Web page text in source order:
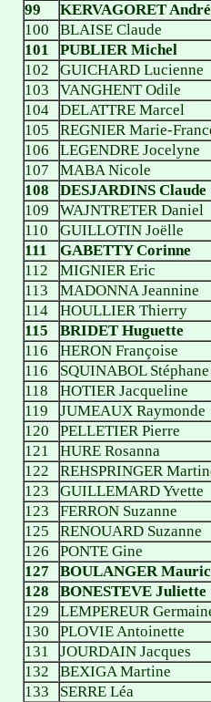
99
KERVAGORET
100
BLAISE Claude
101
PUBLIER Michel
102
GUICHARD Lucienne
103
VANGHENT Odile
104
DELATTRE Marcel
105
REGNIER Marie-
106
LEGENDRE Jocelyne
107
MABA Nicole
108
DESJARDINS Claude
109
WAJNTRETER Daniel
110
GUILLOTIN Joëlle
111
GABETTY Corinne
112
MIGNIER Eric
113
MADONNA Jeannine
114
HOULLIER Thierry
115
BRIDET Huguette
116
HERON Françoise
116
SQUINABOL Stéphane
118
HOTIER Jacqueline
119
JUMEAUX Raymonde
120
PELLETIER Pierre
121
HURE Rosanna
122
REHSPRINGER
123
GUILLEMARD Yvette
123
FERRON Suzanne
125
RENOUARD Suzanne
126
PONTE Gine
127
BOULANGER
128
BONESTEVE Juliette
129
LEMPEREUR
130
PLOVIE Antoinette
131
JOURDAIN Jacques
132
BEXIGA Martine
133
SERRE Léa